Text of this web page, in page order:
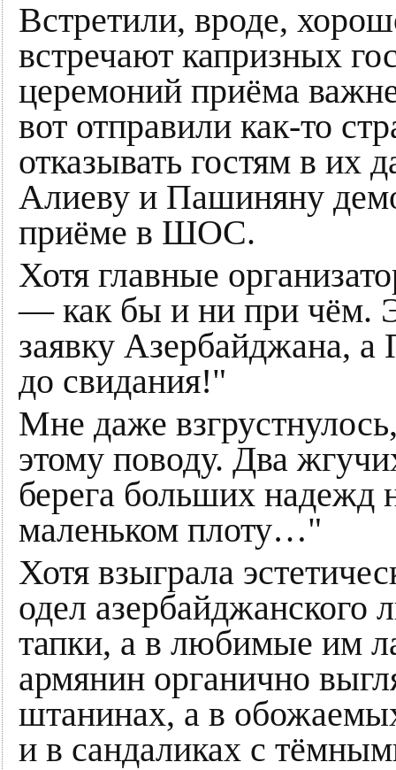
Встретили, вроде,
встречают капризных
церемоний приёма
вот отправили как-то
отказывать гостям в их
Алиеву и Пашиняну
приёме в ШОС.
Хотя главные
— как бы и ни при чём.
заявку Азербайджана,
до свидания!"
Мне даже
этому поводу. Два
берега больших надежд
маленьком плоту…"
Хотя взыграла
одел азербайджанского
тапки, а в любимые им
армянин органично
штанинах, а в
и в сандаликах с